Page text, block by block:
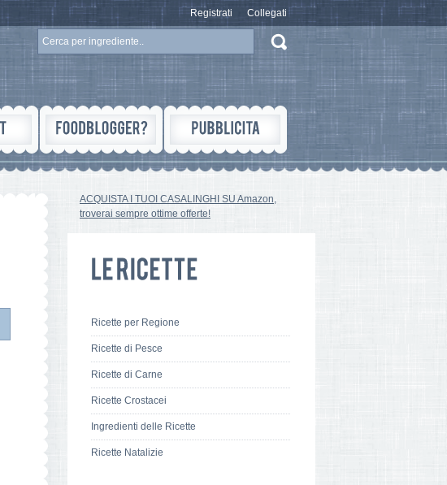
Registrati Collegati
ACQUISTA I TUOI CASALINGHI SU Amazon,
troverai sempre ottime offerte!
Ricette per Regione
Ricette di Pesce
Ricette di Carne
Ricette Crostacei
Ingredienti delle Ricette
Ricette Natalizie